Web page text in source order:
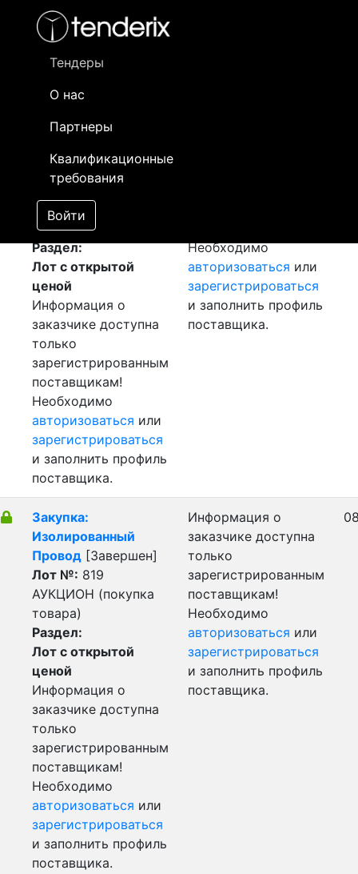
Тендеры
О нас
Партнеры
Квалификационные
требования
Войти
- активный лот
- сохраненный лот (не опубликован)
Закупка: Труба ПЭ
[Завершен]
Лот №:
АУКЦИОН (покупка
товара)
Раздел:
Лот с открытой
ценой
Информация о
заказчике доступна
только
зарегистрированным
поставщикам!
Необходимо
авторизоваться или
зарегистрироваться
и заполнить профиль
поставщика.
Необходимо
авторизоваться или
зарегистрироваться
и заполнить профиль
поставщика.
Закупка:
Изолированный
Провод [Завершен]
Лот №: 819
АУКЦИОН (покупка
товара)
Раздел:
Лот с открытой
ценой
Информация о
заказчике доступна
только
зарегистрированным
поставщикам!
Необходимо
авторизоваться или
зарегистрироваться
и заполнить профиль
поставщика.
Информация о
заказчике доступна
только
зарегистрированным
поставщикам!
Необходимо
авторизоваться или
зарегистрироваться
и заполнить профиль
поставщика.